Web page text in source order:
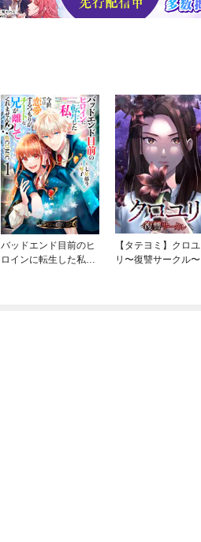
バッドエンド目前のヒ
ロインに転生した私、
【タテヨミ】クロユ
リ〜復讐サークル〜